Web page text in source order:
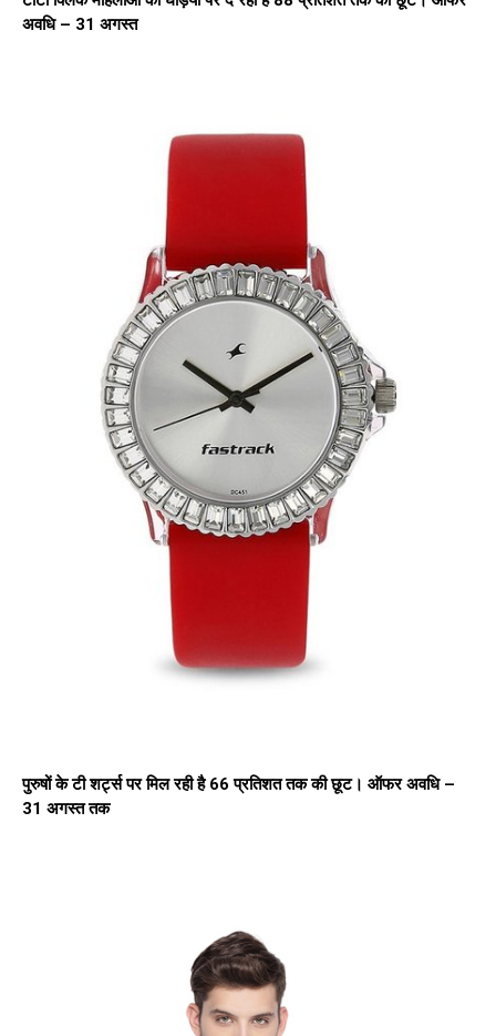
अवधि – 31 अगस्त
पुरुषों के टी शर्ट्स पर मिल रही है 66 प्रतिशत तक की छूट। ऑफर अवधि –
31 अगस्त तक